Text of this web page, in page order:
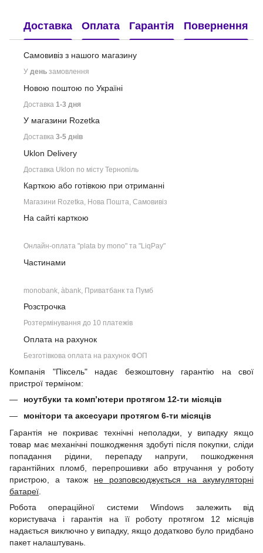
Доставка Оплата Гарантія Повернення
Самовивіз з нашого магазину
У день замовлення
Новою поштою по Україні
Доставка 1-3 дня
У магазини Rozetka
Доставка 3-5 днів
Uklon Delivery
Доставка Uklon по місту Тернопіль
Карткою або готівкою при отриманні
Магазини Rozetka, Нова Пошта, Самовивіз
На сайті карткою
Онлайн-оплата "plata by mono" та "LiqPay"
Частинами
monobank, àbank, Приватбанк та Пумб
Розстрочка
Розтермінування до 10 платежів
Оплата на рахунок
Безготівкова оплата на рахунок ФОП
Компанія "Піксель" надає безкоштовну гарантію на свої
пристрої терміном:
ноутбуки та комп’ютери протягом 12-ти місяців
монітори та аксесуари протягом 6-ти місяців
Гарантія не покриває технічні неполадки, у випадку якщо
товар має механічні пошкодження здобуті після покупки, сліди
попадання рідини, перепаду напруги, пошкодження
гарантійних пломб, перепрошивки або втручання у роботу
пристрою, а також не розповсюджується на акумуляторні
батареї
Робота операційної системи Windows залежить від
користувача і гарантія на її роботу протягом 12 місяців
надається виключно у випадку, якщо додатково було придбано
пакет налаштувань.